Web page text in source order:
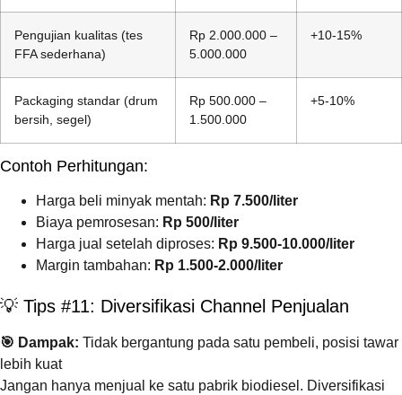
Pengujian kualitas (tes
FFA sederhana)
Rp 2.000.000 –
5.000.000
+10-15%
Packaging standar (drum
bersih, segel)
Rp 500.000 –
1.500.000
+5-10%
Contoh Perhitungan:
Harga beli minyak mentah: Rp 7.500/liter
Biaya pemrosesan: Rp 500/liter
Harga jual setelah diproses: Rp 9.500-10.000/liter
Margin tambahan: Rp 1.500-2.000/liter
💡 Tips #11: Diversifikasi Channel Penjualan
🎯 Dampak: Tidak bergantung pada satu pembeli, posisi tawar
lebih kuat
Jangan hanya menjual ke satu pabrik biodiesel. Diversifikasi